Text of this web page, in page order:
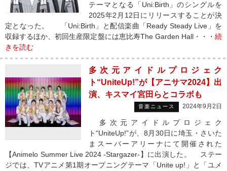
テーマとなる「Uni:Birth」のシングルを
2025年2月12日にリリースすることが決
定となった。 「Uni:Birth」と配信楽曲「Ready Steady Live」を
収録するほか、初回生産限定盤には恵比寿The Garden Hall・・・ 続
きを読む
多次元アイドルプロジェク
ト“UniteUp!”が【アニサマ2024】出
演、キスマイ宮田らとコラボも
音楽ニュース 2024年9月2日
多次元アイドルプロジェク
ト“UniteUp!”が、8月30日に埼玉・さいた
まスーパーアリーナにて開催された
【Animelo Summer Live 2024 -Stargazer-】に出演した。 ステー
ジでは、TVアニメ第1期オープニングテーマ「Unite up!」と「ユメ